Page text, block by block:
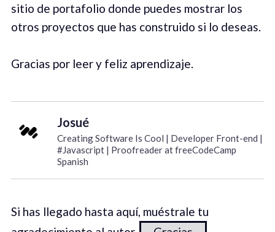
sitio de portafolio donde puedes mostrar los
otros proyectos que has construido si lo deseas.
Gracias por leer y feliz aprendizaje.
Josué
Creating Software Is Cool | Developer Front-end |
#Javascript | Proofreader at freeCodeCamp
Spanish
Si has llegado hasta aquí, muéstrale tu